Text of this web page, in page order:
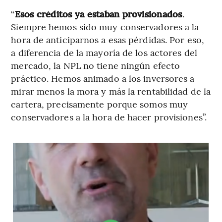
“Esos créditos ya estaban provisionados.
Siempre hemos sido muy conservadores a la
hora de anticiparnos a esas pérdidas. Por eso,
a diferencia de la mayoría de los actores del
mercado, la NPL no tiene ningún efecto
práctico. Hemos animado a los inversores a
mirar menos la mora y más la rentabilidad de la
cartera, precisamente porque somos muy
conservadores a la hora de hacer provisiones”.